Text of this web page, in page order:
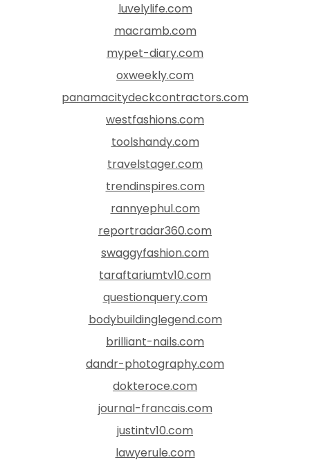
luvelylife.com
macramb.com
mypet-diary.com
oxweekly.com
panamacitydeckcontractors.com
westfashions.com
toolshandy.com
travelstager.com
trendinspires.com
rannyephul.com
reportradar360.com
swaggyfashion.com
taraftariumtv10.com
questionquery.com
bodybuildinglegend.com
brilliant-nails.com
dandr-photography.com
dokteroce.com
journal-francais.com
justintv10.com
lawyerule.com